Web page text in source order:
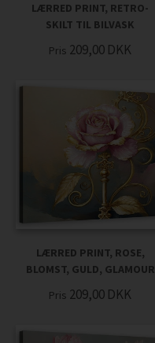
LÆRRED PRINT, RETRO-
SKILT TIL BILVASK
Pris 209,00 DKK
LÆRRED PRINT, ROSE,
BLOMST, GULD, GLAMOUR
Pris 209,00 DKK